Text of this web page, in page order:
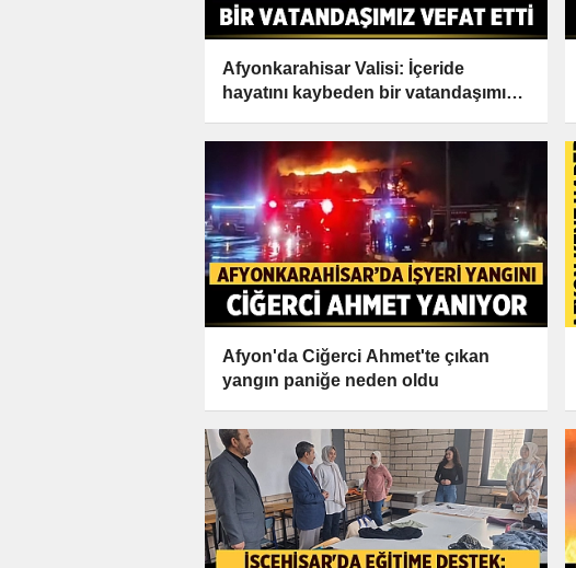
Afyonkarahisar Valisi: İçeride
hayatını kaybeden bir vatandaşımız
Afyon'da Ciğerci Ahmet'te çıkan
yangın paniğe neden oldu